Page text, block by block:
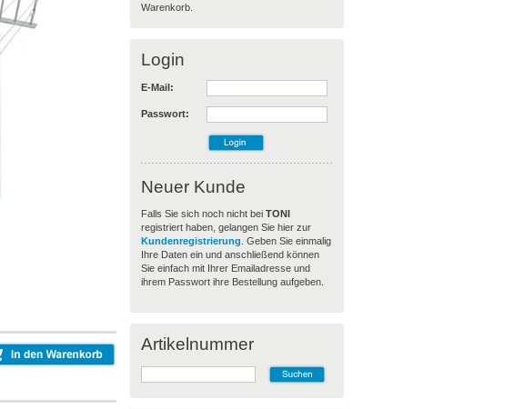
Warenkorb.
Login
E-Mail:
Passwort:
Neuer Kunde
Falls Sie sich noch nicht bei TONI
registriert haben, gelangen Sie hier zur
Kundenregistrierung . Geben Sie einmalig
Ihre Daten ein und anschließend können
Sie einfach mit Ihrer Emailadresse und
ihrem Passwort ihre Bestellung aufgeben.
Artikelnummer